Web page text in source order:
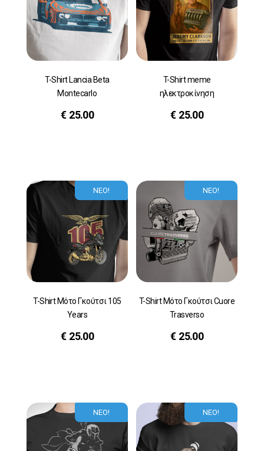
T-Shirt Lancia Beta
Montecarlo
€ 25.00
T-Shirt meme
ηλεκτροκίνηση
€ 25.00
ΝΕΟ!
T-Shirt Μότο Γκούτσι 105
Years
€ 25.00
ΝΕΟ!
T-Shirt Μότο Γκούτσι Cuore
Trasverso
€ 25.00
ΝΕΟ! ΝΕΟ!